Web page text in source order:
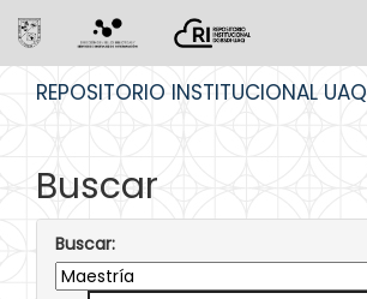
REPOSITORIO INSTITUCIONAL UAQ
Buscar
Buscar: